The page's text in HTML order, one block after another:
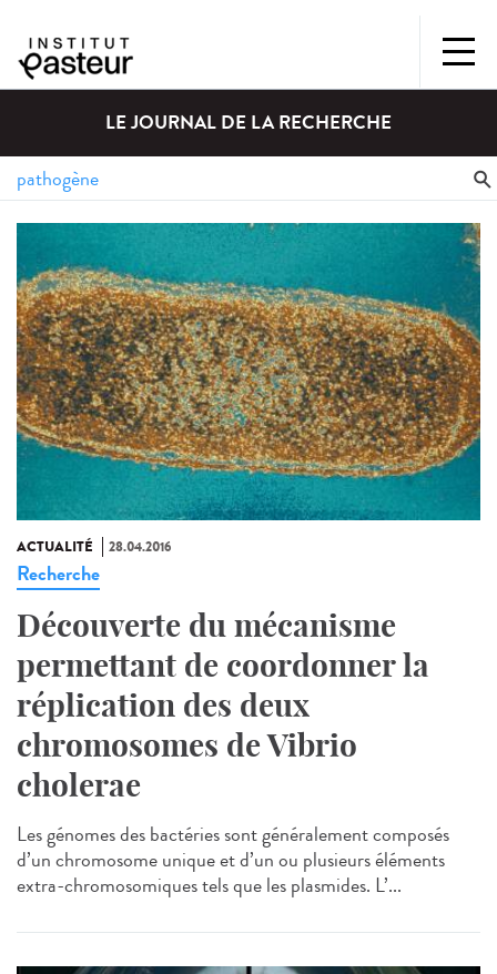
LE JOURNAL DE LA RECHERCHE
ACTUALITÉ 28.04.2016
Recherche
Découverte du mécanisme
permettant de coordonner la
réplication des deux
chromosomes de Vibrio
cholerae
Les génomes des bactéries sont généralement composés
d’un chromosome unique et d’un ou plusieurs éléments
extra-chromosomiques tels que les plasmides. L’...